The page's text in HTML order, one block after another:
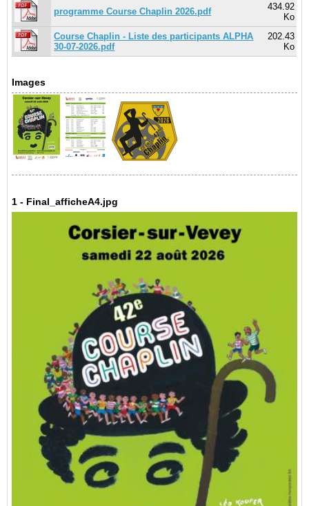
Demander un nouveau mot de passe
programme Course Chaplin 2026.pdf
434.92
Ko
Course Chaplin - Liste des participants ALPHA
30-07-2026.pdf
202.43
Ko
Images
1 - Final_afficheA4.jpg